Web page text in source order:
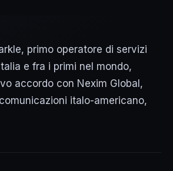
primo operatore di servizi
e fra i primi nel mondo,
accordo con Nexim Global,
italo-americano,